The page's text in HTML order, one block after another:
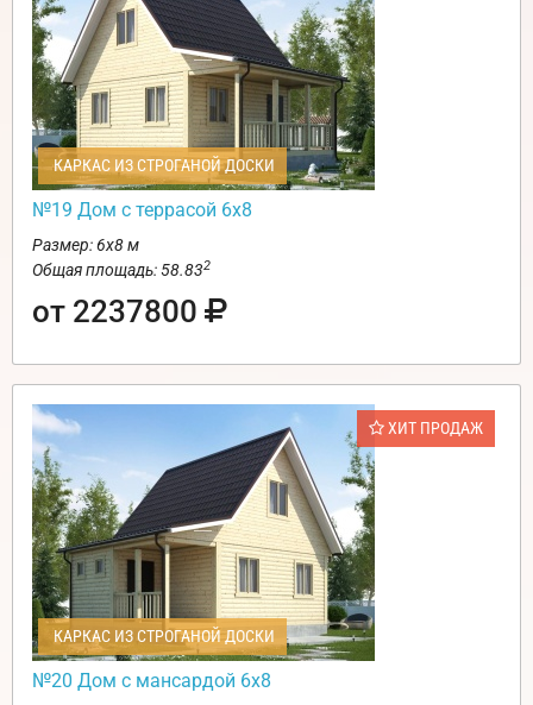
КАРКАС ИЗ СТРОГАНОЙ ДОСКИ
№19 Дом с террасой 6х8
Размер: 6х8 м
Общая площадь: 58.832
от 2237800
ХИТ ПРОДАЖ
КАРКАС ИЗ СТРОГАНОЙ ДОСКИ
№20 Дом с мансардой 6х8